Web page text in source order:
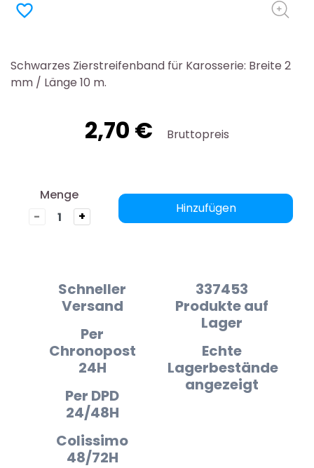
favorite_border
Schwarzes Zierstreifenband für Karosserie: Breite 2
mm / Länge 10 m.
2,70 € Bruttopreis
Menge
-
+
Hinzufügen
Schneller
Versand
Per
Chronopost
24H
Per DPD
24/48H
Colissimo
48/72H
337453
Produkte auf
Lager
Echte
Lagerbestände
angezeigt